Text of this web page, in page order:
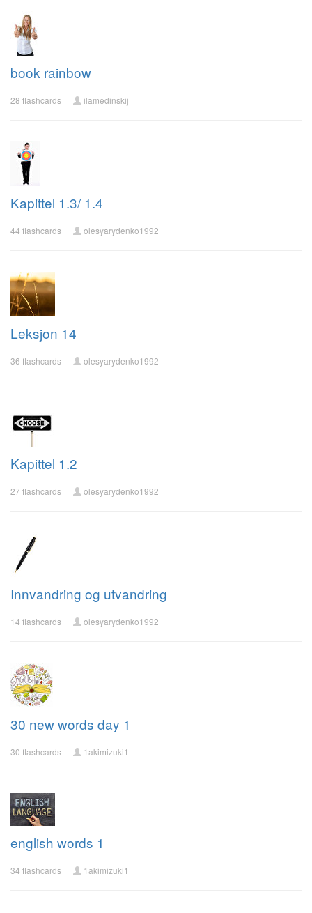
book rainbow
28 flashcards ilamedinskij
Kapittel 1.3/ 1.4
44 flashcards olesyarydenko1992
Leksjon 14
36 flashcards olesyarydenko1992
Kapittel 1.2
27 flashcards olesyarydenko1992
Innvandring og utvandring
14 flashcards olesyarydenko1992
30 new words day 1
30 flashcards 1akimizuki1
english words 1
34 flashcards 1akimizuki1